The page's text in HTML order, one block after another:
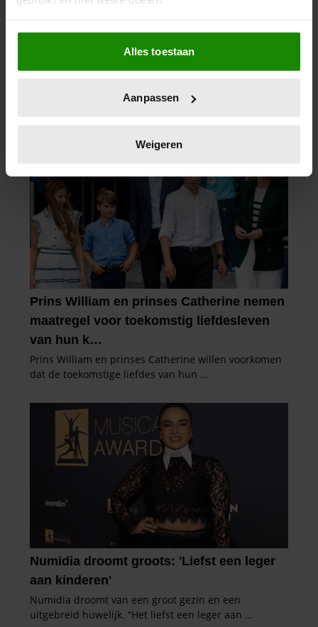
Als u het toestaat, willen we ook graag:
Informatie verzamelen over uw geografische
locatie, die tot een paar meter nauwkeurig kan zijn
scannen op specifieke eigenschappen (fingerprinting)
verwerkt en stel uw voorkeuren in het
intrekken in de Cookieverklaring.
We gebruiken cookies om content en advertenties te
personaliseren, om functies voor social media te bieden
en om ons websiteverkeer te analyseren. Ook delen we
informatie over uw gebruik van onze site met onze
partners voor social media, adverteren en analyse. Deze
partners kunnen deze gegevens combineren met andere
informatie die u aan ze heeft verstrekt of die ze hebben
verzameld op basis van uw gebruik van hun services. U
gaat akkoord met onze cookies als u onze website blijft
gebruiken.
Alles toestaan
Aanpassen
Weigeren